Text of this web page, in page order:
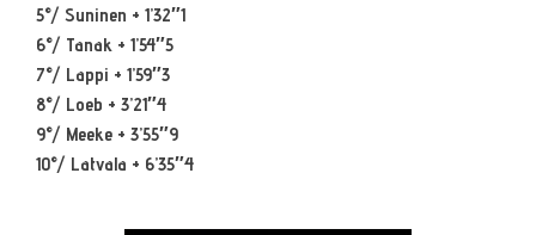
5°/ Suninen + 1’32″1
6°/ Tanak + 1’54″5
7°/ Lappi + 1’59″3
8°/ Loeb + 3’21″4
9°/ Meeke + 3’55″9
10°/ Latvala + 6’35″4